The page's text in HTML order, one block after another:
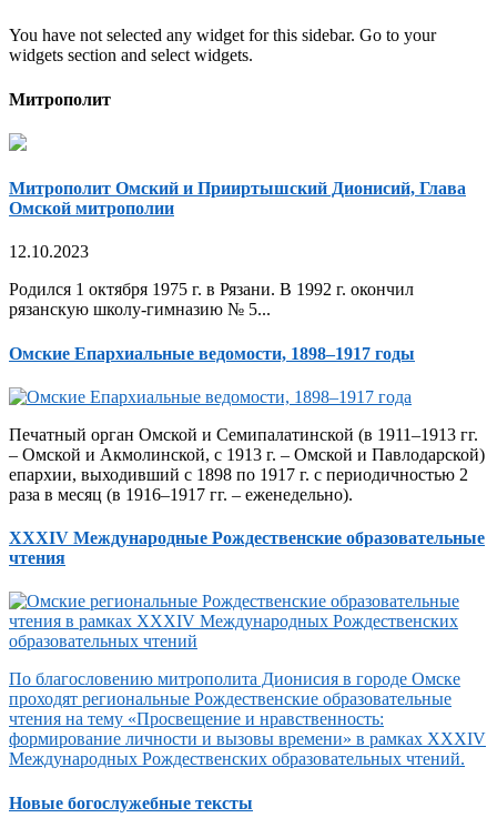
You have not selected any widget for this sidebar. Go to your
widgets section and select widgets.
Митрополит
Митрополит Омский и Прииртышский Дионисий, Глава
Омской митрополии
12.10.2023
Родился 1 октября 1975 г. в Рязани. В 1992 г. окончил
рязанскую школу-гимназию № 5...
Омские Епархиальные ведомости, 1898–1917 годы
Печатный орган Омской и Семипалатинской (в 1911–1913 гг.
– Омской и Акмолинской, с 1913 г. – Омской и Павлодарской)
епархии, выходивший с 1898 по 1917 г. с периодичностью 2
раза в месяц (в 1916–1917 гг. – еженедельно).
XXXIV Международные Рождественские образовательные
чтения
По благословению митрополита Дионисия в городе Омске
проходят региональные Рождественские образовательные
чтения на тему «Просвещение и нравственность:
формирование личности и вызовы времени» в рамках XXXIV
Международных Рождественских образовательных чтений.
Новые богослужебные тексты